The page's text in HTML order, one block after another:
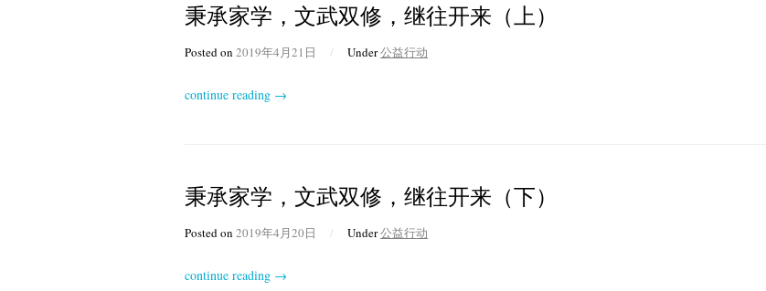
秉承家学，文武双修，继往开来（上）
Posted on 2019年4月21日 / Under公益行动
continue reading →
秉承家学，文武双修，继往开来（下）
Posted on 2019年4月20日 / Under公益行动
continue reading →